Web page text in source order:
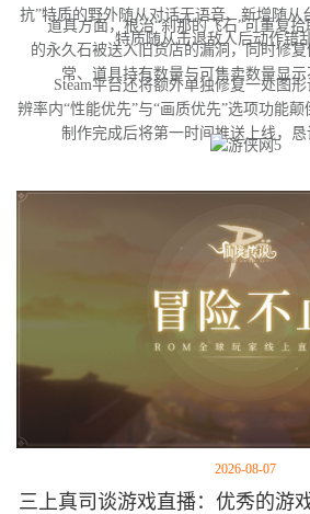
抗”特质的野外随从对话无语音、新增随从
特质随从击退敌人后动作错
道具方面，根治“刹那的飞石”可重复拾
的永久石被送入旧货店的漏洞，同时修
常、道具持有数量与可售卖数量显
Steam平台还将额外单独修复一处图形
辨率内“性能优先”与“画质优先”选项功能
制作完成后将第一时间推送上线，恳
2026-08-07
三上真司谈游戏直播：优秀的游